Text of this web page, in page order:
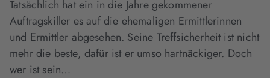
Tatsächlich hat ein in die Jahre gekommener
Auftragskiller es auf die ehemaligen Ermittlerinnen
und Ermittler abgesehen. Seine Treffsicherheit ist nicht
mehr die beste, dafür ist er umso hartnäckiger. Doch
wer ist sein…